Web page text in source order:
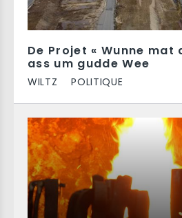
De Projet « Wunne mat
ass um gudde Wee
WILTZ POLITIQUE